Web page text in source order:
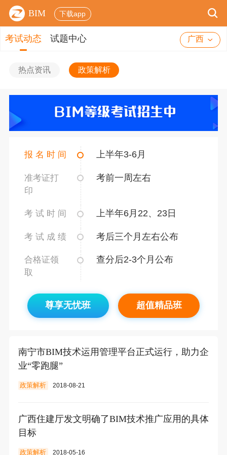
BIM 下载app
考试动态 试题中心 广西
热点资讯 政策解析
报 名 时 间 上半年3-6月
准考证打
印
考前一周左右
考 试 时 间 上半年6月22、23日
考 试 成 绩 考后三个月左右公布
合格证领
取
查分后2-3个月公布
尊享无忧班 超值精品班
南宁市BIM技术运用管理平台正式运行，助力企
业“零跑腿”
政策解析 2018-08-21
广西住建厅发文明确了BIM技术推广应用的具体
目标
政策解析 2018-05-16